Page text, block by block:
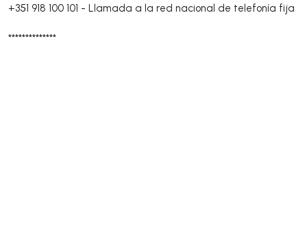
+351 918 100 101 - Llamada a la red nacional de telefonía fija
**************